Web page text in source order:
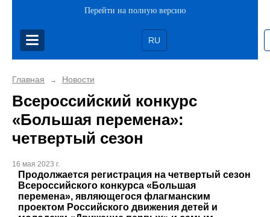
Перейти на полную версию
RU
Главная → Новости
Всероссийский конкурс
«Большая перемена»:
четвертый сезон
16 мая 2023 г.
Продолжается регистрация на четвертый сезон
Всероссийского конкурса «Большая
перемена», являющегося флагманским
проектом Российского движения детей и